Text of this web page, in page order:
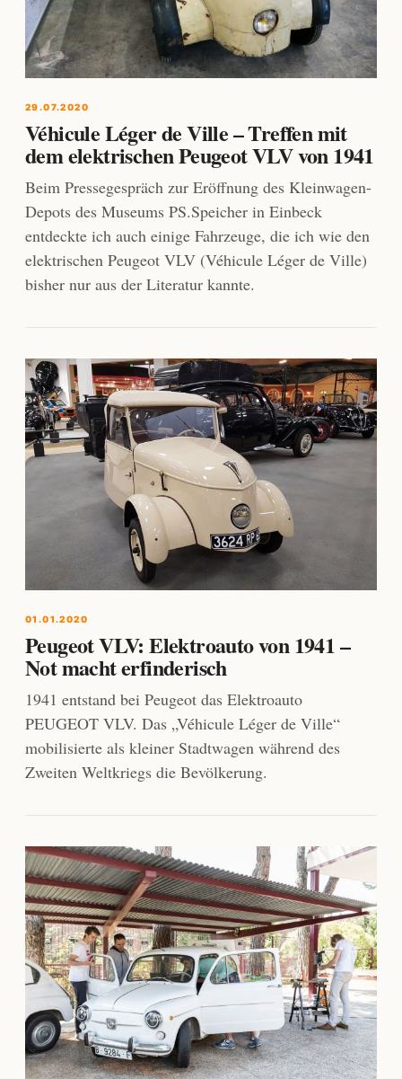
29.07.2020
Véhicule Léger de Ville – Treffen mit
dem elektrischen Peugeot VLV von 1941
Beim Pressegespräch zur Eröffnung des Kleinwagen-
Depots des Museums PS.Speicher in Einbeck
entdeckte ich auch einige Fahrzeuge, die ich wie den
elektrischen Peugeot VLV (Véhicule Léger de Ville)
bisher nur aus der Literatur kannte.
01.01.2020
Peugeot VLV: Elektroauto von 1941 –
Not macht erfinderisch
1941 entstand bei Peugeot das Elektroauto
PEUGEOT VLV. Das „Véhicule Léger de Ville“
mobilisierte als kleiner Stadtwagen während des
Zweiten Weltkriegs die Bevölkerung.